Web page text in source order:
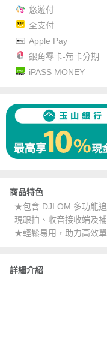
悠遊付
全支付
Apple Pay
銀角零卡-無卡分期
iPASS MONEY
商品特色
★包含 DJI OM 多功能
現跟拍、收音接收端及
★輕鬆易用，助力高效單
詳細介紹